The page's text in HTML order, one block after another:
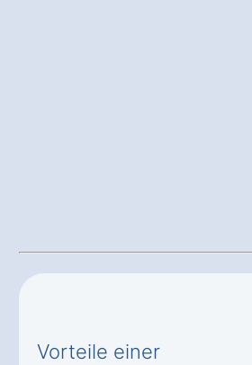
Vorteile einer